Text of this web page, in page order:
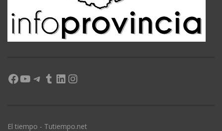
Facebook
YouTube
Telegram
Tumblr
LinkedIn
Instagram
El tiempo - Tutiempo.net